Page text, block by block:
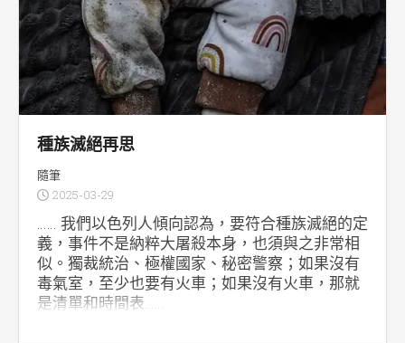
種族滅絕再思
隨筆
2025-03-29
…… 我們以色列人傾向認為，要符合種族滅絕的定
義，事件不是納粹大屠殺本身，也須與之非常相
似。獨裁統治、極權國家、秘密警察；如果沒有
毒氣室，至少也要有火車；如果沒有火車，那就
是清單和時間表……